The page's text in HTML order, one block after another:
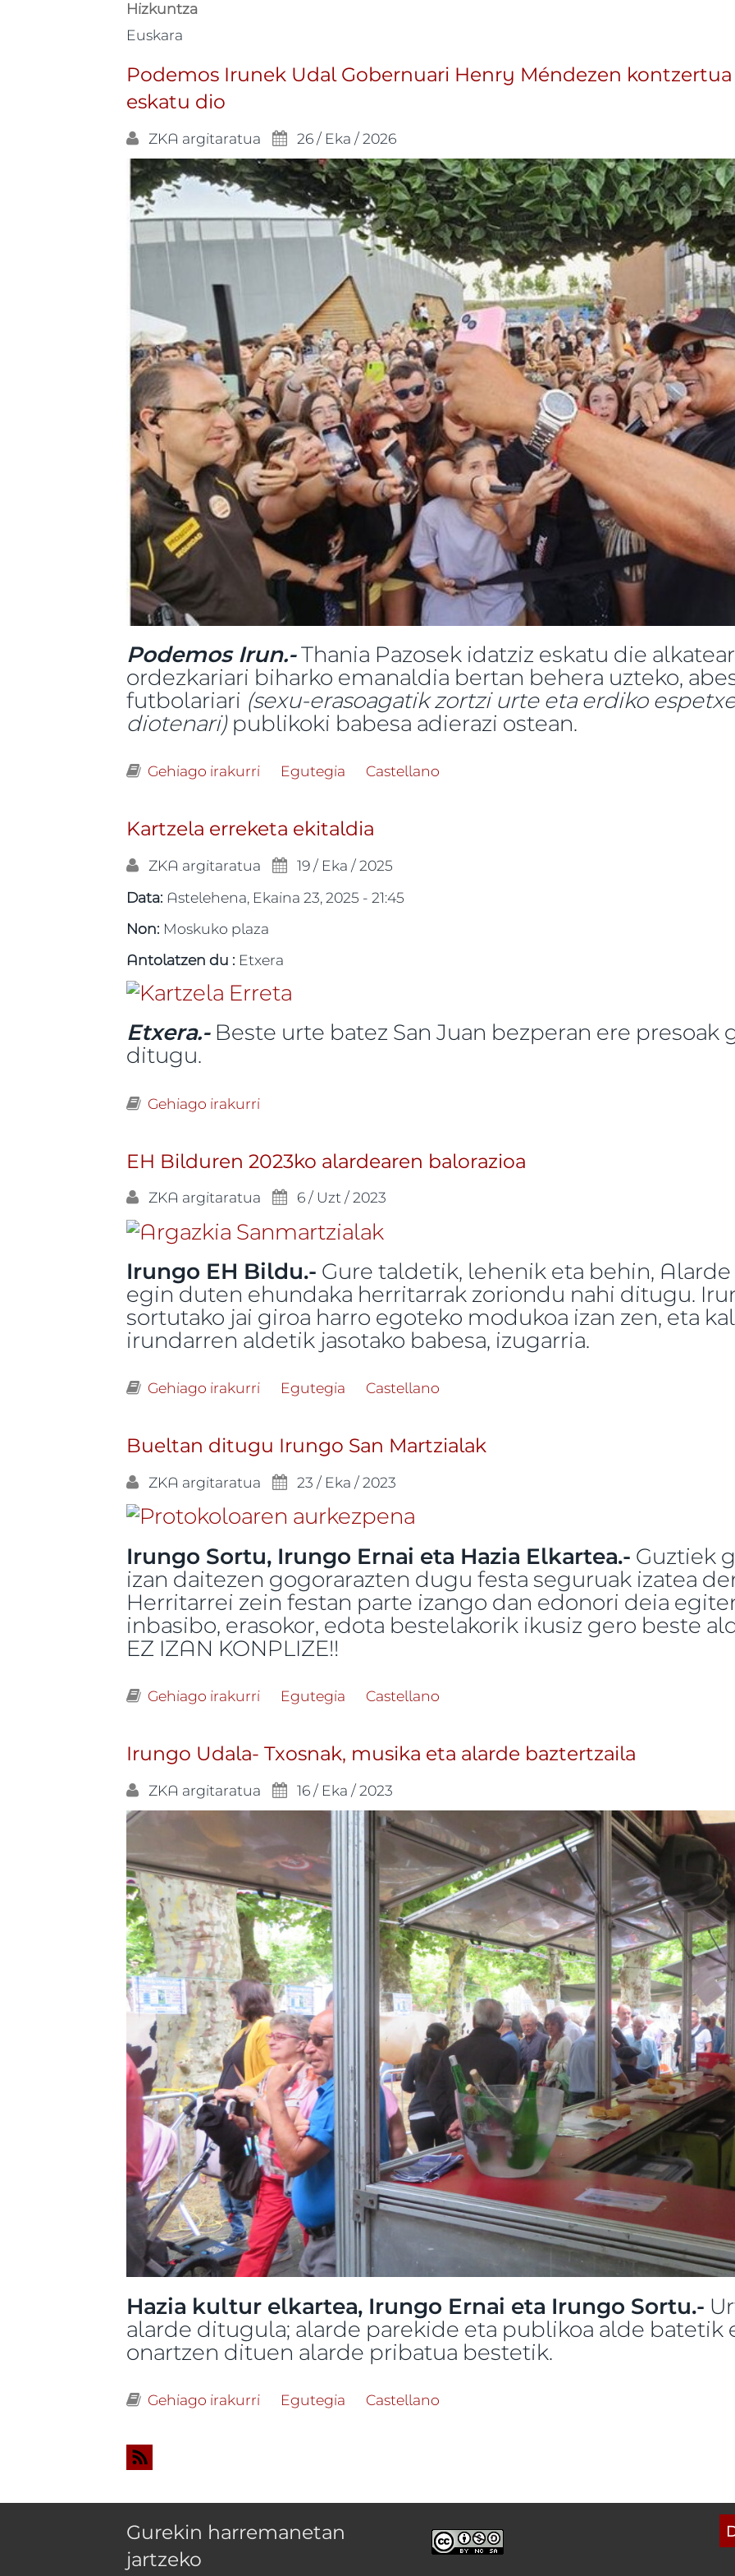
Hizkuntza
Euskara
Podemos Irunek Udal Gobernuari Henry Méndezen
eskatu dio
ZKA argitaratua 26 / Eka / 2026
Podemos Irun.-Thania Pazosek idatziz eskatu die
ordezkariari biharko emanaldia bertan behera uzteko,
futbolariari (sexu-erasoagatik zortzi urte eta erdiko
diotenari)publikoki babesa adierazi ostean.
Gehiago irakurri Podemos Irunek Udal Gobernuari Henry Méndezen kontzertua
Egutegia Castellano
Kartzela erreketa ekitaldia
ZKA argitaratua
19 / Eka / 2025
Data: Astelehena, Ekaina 23, 2025 - 21:45
Non: Moskuko plaza
Antolatzen du : Etxera
Etxera.-Beste urte batez San Juan bezperan ere presoak
ditugu.
Gehiago irakurri
EH Bilduren 2023ko alardearen balorazioa
ZKA argitaratua 6 / Uzt / 2023
Irungo EH Bildu.- Gure taldetik, lehenik eta behin,
egin duten ehundaka herritarrak zoriondu nahi ditugu.
sortutako jai giroa harro egoteko modukoa izan zen, eta
irundarren aldetik jasotako babesa, izugarria.
Gehiago irakurri EH Bilduren 2023ko alardearen balorazioa -ri buruz
Egutegia Castellano
Bueltan ditugu Irungo San Martzialak
ZKA argitaratua 23 / Eka / 2023
Irungo Sortu, Irungo Ernai eta Hazia Elkartea.- Guztiek
izan daitezen gogorarazten dugu festa seguruak izatea
Herritarrei zein festan parte izango dan edonori deia
inbasibo, erasokor, edota bestelakorik ikusiz gero beste
EZ IZAN KONPLIZE!!
Gehiago irakurri Bueltan ditugu Irungo San Martzialak -ri buruz
Egutegia Castellano
Irungo Udala- Txosnak, musika eta alarde baztertzaila
ZKA argitaratua 16 / Eka / 2023
Hazia kultur elkartea, Irungo Ernai eta Irungo Sortu.-
alarde ditugula; alarde parekide eta publikoa alde batetik
onartzen dituen alarde pribatua bestetik.
Gehiago irakurri Irungo Udala- Txosnak, musika eta alarde baztertzaila -ri buruz
Egutegia Castellano
Gurekin harremanetan
jartzeko